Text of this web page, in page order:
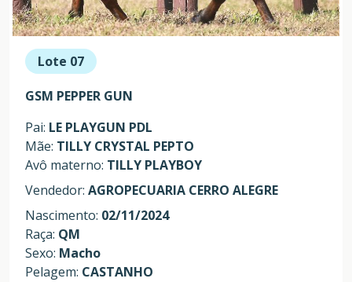
Lote 07
GSM PEPPER GUN
Pai: LE PLAYGUN PDL
Mãe: TILLY CRYSTAL PEPTO
Avô materno: TILLY PLAYBOY
Vendedor: AGROPECUARIA CERRO ALEGRE
Nascimento: 02/11/2024
Raça: QM
Sexo: Macho
Pelagem: CASTANHO